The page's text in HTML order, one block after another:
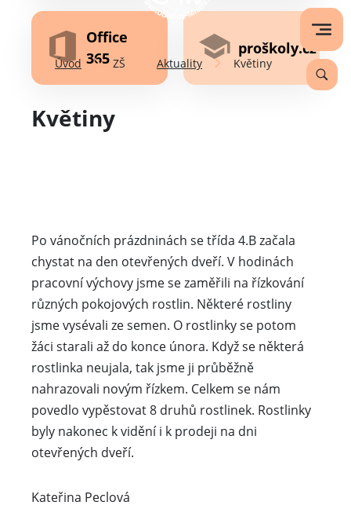
Office
365
proškoly.cz
Úvod ZŠ Aktuality Květiny
Květiny
Po vánočních prázdninách se třída 4.B začala
chystat na den otevřených dveří. V hodinách
pracovní výchovy jsme se zaměřili na řízkování
různých pokojových rostlin. Některé rostliny
jsme vysévali ze semen. O rostlinky se potom
žáci starali až do konce února. Když se některá
rostlinka neujala, tak jsme ji průběžně
nahrazovali novým řízkem. Celkem se nám
povedlo vypěstovat 8 druhů rostlinek. Rostlinky
byly nakonec k vidění i k prodeji na dni
otevřených dveří.
Kateřina Peclová